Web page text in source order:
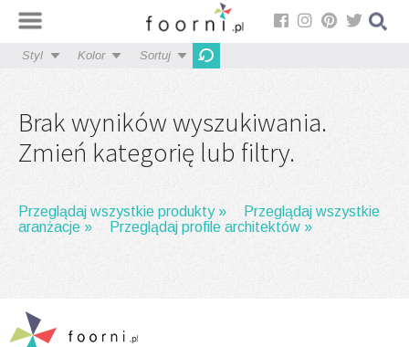
Styl Kolor Sortuj
Brak wyników wyszukiwania.
Zmień kategorię lub filtry.
Przeglądaj wszystkie produkty »
Przeglądaj wszystkie
aranżacje »
Przeglądaj profile architektów »